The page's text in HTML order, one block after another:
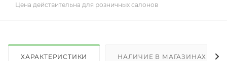
Цена действительна для розничных салонов
ХАРАКТЕРИСТИКИ НАЛИЧИЕ В МАГАЗИНАХ